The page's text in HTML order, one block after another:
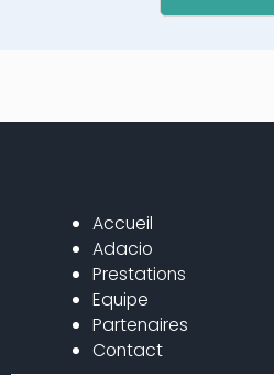
Accueil
Adacio
Prestations
Equipe
Partenaires
Contact